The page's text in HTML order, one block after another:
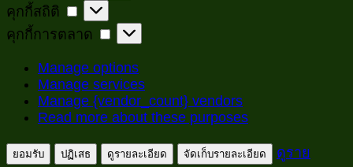
คุกกี้สถิติ
คุกกี้
สถิติ
คุกกี้การตลาด
คุกกี้
ตลาด
Manage options
Manage services
Manage {vendor_count} vendors
Read more about these purposes
ยอมรับ ปฏิเสธ ดูรายละเอียด จัดเก็บรายละเอียด
ดูราย